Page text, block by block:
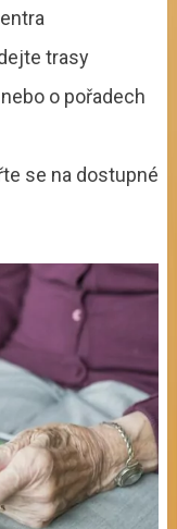
trasy
o pořadech
se na dostupné